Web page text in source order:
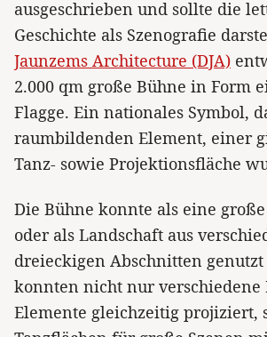
ausgeschrieben und sollte die
Geschichte als Szenografie
Jaunzems Architecture (DJA)
2.000 qm große Bühne in Form
Flagge. Ein nationales Symbol,
raumbildenden Element, einer
Tanz- sowie Projektionsfläche
Die Bühne konnte als eine
oder als Landschaft aus
dreieckigen Abschnitten genutzt
konnten nicht nur
Elemente gleichzeitig projiziert,